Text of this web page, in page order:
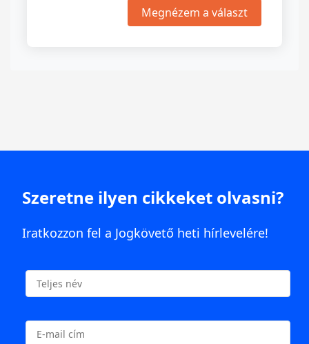
Megnézem a választ
Szeretne ilyen cikkeket olvasni?
Iratkozzon fel a Jogkövető heti hírlevelére!